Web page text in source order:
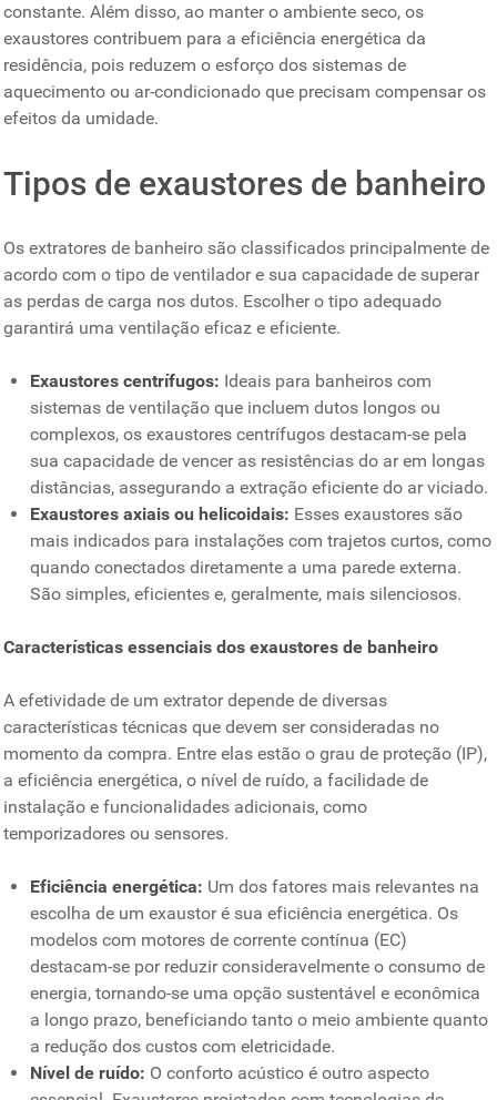
constante. Além disso, ao manter o ambiente seco, os
exaustores contribuem para a eficiência energética da
residência, pois reduzem o esforço dos sistemas de
aquecimento ou ar-condicionado que precisam compensar os
efeitos da umidade.
Tipos de exaustores de banheiro
Os extratores de banheiro são classificados principalmente de
acordo com o tipo de ventilador e sua capacidade de superar
as perdas de carga nos dutos. Escolher o tipo adequado
garantirá uma ventilação eficaz e eficiente.
Exaustores centrífugos: Ideais para banheiros com
sistemas de ventilação que incluem dutos longos ou
complexos, os exaustores centrífugos destacam-se pela
sua capacidade de vencer as resistências do ar em longas
distâncias, assegurando a extração eficiente do ar viciado.
Exaustores axiais ou helicoidais: Esses exaustores são
mais indicados para instalações com trajetos curtos, como
quando conectados diretamente a uma parede externa.
São simples, eficientes e, geralmente, mais silenciosos.
Características essenciais dos exaustores de banheiro
A efetividade de um extrator depende de diversas
características técnicas que devem ser consideradas no
momento da compra. Entre elas estão o grau de proteção (IP),
a eficiência energética, o nível de ruído, a facilidade de
instalação e funcionalidades adicionais, como
temporizadores ou sensores.
Eficiência energética: Um dos fatores mais relevantes na
escolha de um exaustor é sua eficiência energética. Os
modelos com motores de corrente contínua (EC)
destacam-se por reduzir consideravelmente o consumo de
energia, tornando-se uma opção sustentável e econômica
a longo prazo, beneficiando tanto o meio ambiente quanto
a redução dos custos com eletricidade.
Nível de ruído: O conforto acústico é outro aspecto